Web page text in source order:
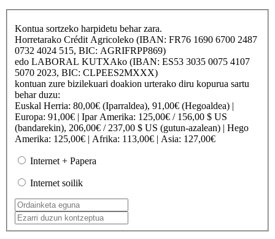
Kontua sortzeko harpidetu behar zara.
Horretarako Crédit Agricoleko (IBAN: FR76 1690 6700 2487
0732 4024 515, BIC: AGRIFRPP869)
edo LABORAL KUTXAko (IBAN: ES53 3035 0075 4107
5070 2023, BIC: CLPEES2MXXX)
kontuan zure bizilekuari doakion urterako diru kopurua sartu
behar duzu:
Euskal Herria: 80,00€ (Iparraldea), 91,00€ (Hegoaldea) |
Europa: 91,00€ | Ipar Amerika: 125,00€ / 156,00 $ US
(bandarekin), 206,00€ / 237,00 $ US (gutun-azalean) | Hego
Amerika: 125,00€ | Afrika: 113,00€ | Asia: 127,00€
Internet + Papera
Internet soilik